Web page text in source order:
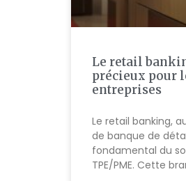
Le retail
précieux pour
entreprises
Le retail banking,
de banque de
fondamental du
TPE/PME. Cette